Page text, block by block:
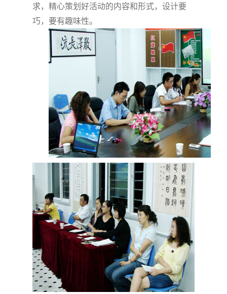
求，精心策划好活动的内容和形式，设计要
巧，要有趣味性。